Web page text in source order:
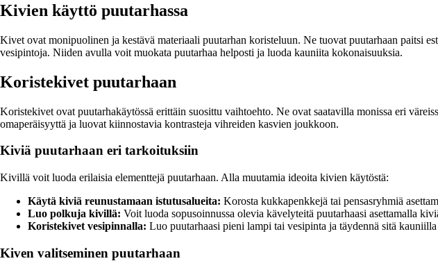
Kivien käyttö puutarhassa
Kivet ovat monipuolinen ja kestävä materiaali puutarhan koristeluun. Ne tuovat puutarhaan paitsi
vesipintoja. Niiden avulla voit muokata puutarhaa helposti ja luoda kauniita kokonaisuuksia.
Koristekivet puutarhaan
Koristekivet ovat puutarhakäytössä erittäin suosittu vaihtoehto. Ne ovat saatavilla monissa eri
omaperäisyyttä ja luovat kiinnostavia kontrasteja vihreiden kasvien joukkoon.
Kiviä puutarhaan eri tarkoituksiin
Kivillä voit luoda erilaisia elementtejä puutarhaan. Alla muutamia ideoita kivien käytöstä:
Käytä kiviä reunustamaan istutusalueita: Korosta kukkapenkkejä tai pensasryhmiä
Luo polkuja kivillä: Voit luoda sopusoinnussa olevia kävelyteitä puutarhaasi asettamalla
Koristekivet vesipinnalla: Luo puutarhaasi pieni lampi tai vesipinta ja täydennä sitä
Kiven valitseminen puutarhaan